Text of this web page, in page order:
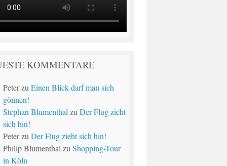
KOMMENTARE
PeterzuEinen Blick darf man sich
gönnen!
Stephan Blumenthal zuDer Flug zieht
sich hin!
PeterzuDer Flug zieht sich hin!
Philip Blumenthal zuShopping-Tour
in Köln